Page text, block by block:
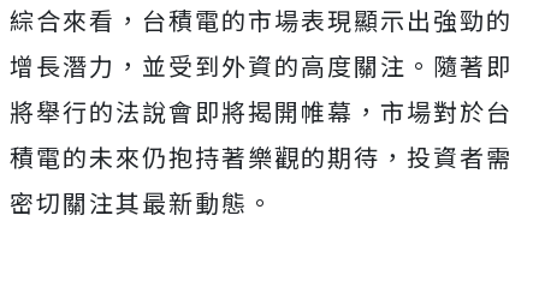
綜合來看，台積電的市場表現顯示出強勁的
增長潛力，並受到外資的高度關注。隨著即
將舉行的法說會即將揭開帷幕，市場對於台
積電的未來仍抱持著樂觀的期待，投資者需
密切關注其最新動態。